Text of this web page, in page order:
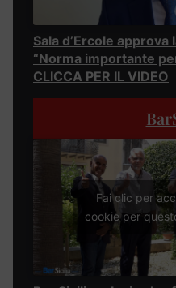
Sala d’Ercole
“Norma importante
CLICCA PER IL VIDEO
Fai clic per
cookie per